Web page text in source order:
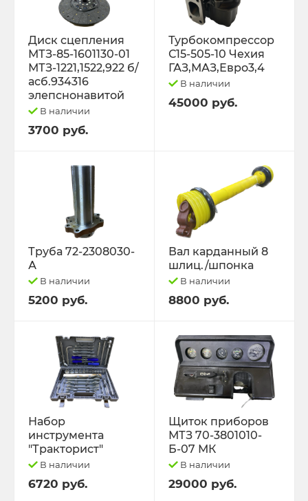
Диск сцепления
МТЗ-85-1601130-01
МТЗ-1221,1522,922 б/
асб.934316
элепснонавитой
В наличии
3700 руб.
Турбокомпрессор
С15-505-10 Чехия
ГАЗ,МАЗ,Евро3,4
В наличии
45000 руб.
Труба 72-2308030-
А
В наличии
5200 руб.
Вал карданный 8
шлиц./шпонка
В наличии
8800 руб.
Набор
инструмента
"Тракторист"
В наличии
6720 руб.
Щиток приборов
МТЗ 70-3801010-
Б-07 МК
В наличии
29000 руб.